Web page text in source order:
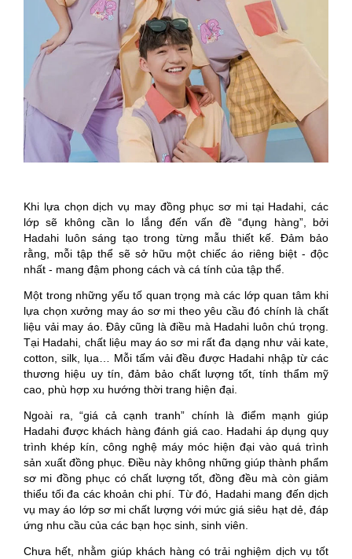
Khi lựa chọn dịch vụ may đồng phục sơ mi tại Hadahi, các
lớp sẽ không cần lo lắng đến vấn đề “đụng hàng”, bởi
Hadahi luôn sáng tạo trong từng mẫu thiết kế. Đảm bảo
rằng, mỗi tập thể sẽ sở hữu một chiếc áo riêng biệt - độc
nhất - mang đậm phong cách và cá tính của tập thể.
Một trong những yếu tố quan trọng mà các lớp quan tâm khi
lựa chọn xưởng may áo sơ mi theo yêu cầu đó chính là chất
liệu vải may áo. Đây cũng là điều mà Hadahi luôn chú trọng.
Tại Hadahi, chất liệu may áo sơ mi rất đa dạng như vải kate,
cotton, silk, lụa… Mỗi tấm vải đều được Hadahi nhập từ các
thương hiệu uy tín, đảm bảo chất lượng tốt, tính thẩm mỹ
cao, phù hợp xu hướng thời trang hiện đại.
Ngoài ra, “giá cả cạnh tranh” chính là điểm mạnh giúp
Hadahi được khách hàng đánh giá cao. Hadahi áp dụng quy
trình khép kín, công nghệ máy móc hiện đại vào quá trình
sản xuất đồng phục. Điều này không những giúp thành phẩm
sơ mi đồng phục có chất lượng tốt, đồng đều mà còn giảm
thiểu tối đa các khoản chi phí. Từ đó, Hadahi mang đến dịch
vụ may áo lớp sơ mi chất lượng với mức giá siêu hạt dẻ, đáp
ứng nhu cầu của các bạn học sinh, sinh viên.
Chưa hết, nhằm giúp khách hàng có trải nghiệm dịch vụ tốt